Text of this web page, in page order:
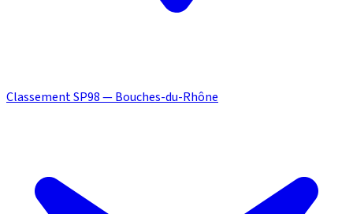
Classement SP98 — Bouches-du-Rhône